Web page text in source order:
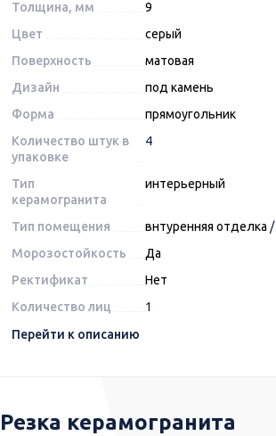
Толщина, мм
9
Цвет
серый
Поверхность
матовая
Дизайн
под камень
Форма
прямоугольник
Количество штук в
упаковке
4
Тип
керамогранита
интерьерный
Тип помещения внтуренняя отделка /
Морозостойкость
Да
Ректификат
Нет
Количество лиц
1
Перейти к описанию
Резка керамогранита